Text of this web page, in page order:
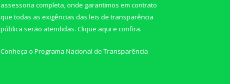
assessoria completa, onde garantimos em contrato
que todas as exigências das leis de transparência
pública serão atendidas. Clique aqui e confira.
Conheça o Programa Nacional de Transparência